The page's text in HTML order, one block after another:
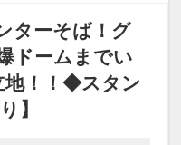
いて】
ございます。
ターそば！グ
ドームまでい
地！！◆スタン
】